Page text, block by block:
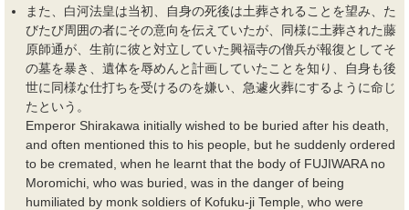
また、白河法皇は当初、自身の死後は土葬されることを望み、た
びたび周囲の者にその意向を伝えていたが、同様に土葬された藤
原師通が、生前に彼と対立していた興福寺の僧兵が報復としてそ
の墓を暴き、遺体を辱めんと計画していたことを知り、自身も後
世に同様な仕打ちを受けるのを嫌い、急遽火葬にするように命じ
たという。
Emperor Shirakawa initially wished to be buried after his death,
and often mentioned this to his people, but he suddenly ordered
to be cremated, when he learnt that the body of FUJIWARA no
Moromichi, who was buried, was in the danger of being
humiliated by monk soldiers of Kofuku-ji Temple, who were